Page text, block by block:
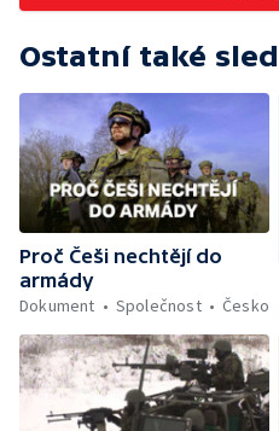
Ostatní také
Proč Češi nechtějí do
armády
Dokument
Společnost Česko